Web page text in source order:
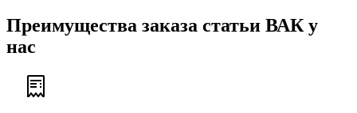
Преимущества заказа статьи ВАК у
нас